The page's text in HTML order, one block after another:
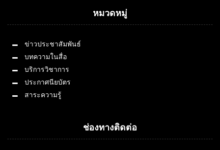
หมวดหมู่
ข่าวประชาสัมพันธ์
บทความในสื่อ
บริการวิชาการ
ประกาศนียบัตร
สาระความรู้
ช่องทางติดต่อ